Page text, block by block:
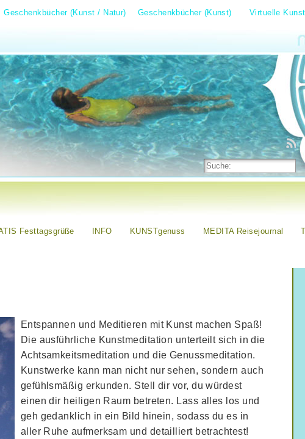
Geschenkbücher (Kunst / Natur) Geschenkbücher (Kunst) Virtuelle
Festtagsgrüße INFO KUNSTgenuss MEDITA Reisejournal
Entspannen und Meditieren mit Kunst machen Spaß!
Die ausführliche Kunstmeditation unterteilt sich in die
Achtsamkeitsmeditation und die Genussmeditation.
Kunstwerke kann man nicht nur sehen, sondern auch
gefühlsmäßig erkunden. Stell dir vor, du würdest
einen dir heiligen Raum betreten. Lass alles los und
geh gedanklich in ein Bild hinein, sodass du es in
aller Ruhe aufmerksam und detailliert betrachtest!